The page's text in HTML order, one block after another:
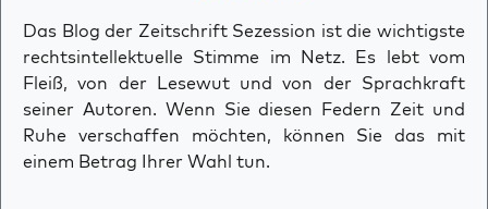
Das Blog der Zeitschrift Sezession ist die wichtigste
rechtsintellektuelle Stimme im Netz. Es lebt vom
Fleiß, von der Lesewut und von der Sprachkraft
seiner Autoren. Wenn Sie diesen Federn Zeit und
Ruhe verschaffen möchten, können Sie das mit
einem Betrag Ihrer Wahl tun.